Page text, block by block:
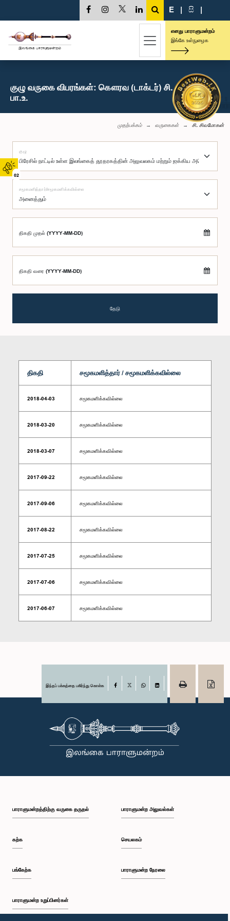
02
E | සි |
எனது பாராளுமன்றம்
இங்கே உள்நுழைக
குழு வருகை விபரங்கள்: கௌரவ (டாக்டர்) சி. சிவமோகன்,
பா.உ.
முதற்பக்கம் வருகைகள் சி. சிவமோகன்
குழு
சமூகமளித்தார்/சமூகமளிக்கவில்லை
திகதி முதல் (YYYY-MM-DD)
திகதி வரை (YYYY-MM-DD)
தேடு
திகதி சமூகமளித்தார் / சமூகமளிக்கவில்லை
2018-04-03 சமூகமளிக்கவில்லை
2018-03-20 சமூகமளிக்கவில்லை
2018-03-07 சமூகமளிக்கவில்லை
2017-09-22 சமூகமளிக்கவில்லை
2017-09-06 சமூகமளிக்கவில்லை
2017-08-22 சமூகமளிக்கவில்லை
2017-07-25 சமூகமளிக்கவில்லை
2017-07-06 சமூகமளிக்கவில்லை
2017-06-07 சமூகமளிக்கவில்லை
இந்தப் பக்கத்தை பகிர்ந்து கொள்க Facebook
பாராளுமன்றத்திற்கு வருகை தருதல்
கற்க
பங்கேற்க
பாராளுமன்ற உறுப்பினர்கள்
பாராளுமன்ற அலுவல்கள்
செயலகம்
பாராளுமன்ற நேரலை